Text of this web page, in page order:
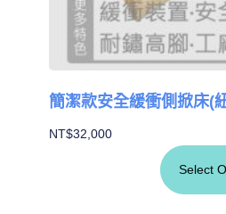
簡潔款安全緩衝側掀床(
NT$32,000
Select